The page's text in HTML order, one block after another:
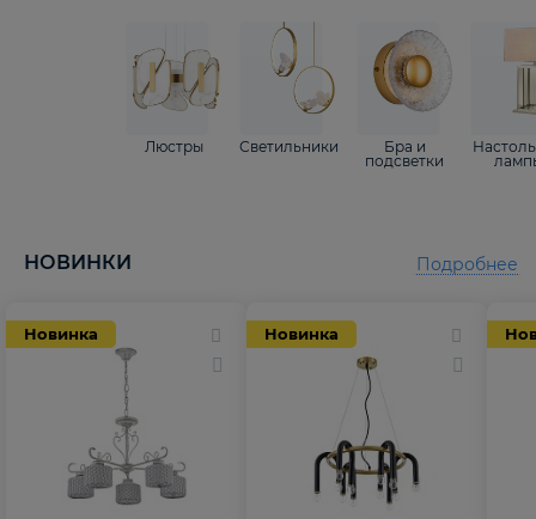
Люстры Светильники
Бра и
подсветки
НОВИНКИ
Новинка Новинка
Подробнее